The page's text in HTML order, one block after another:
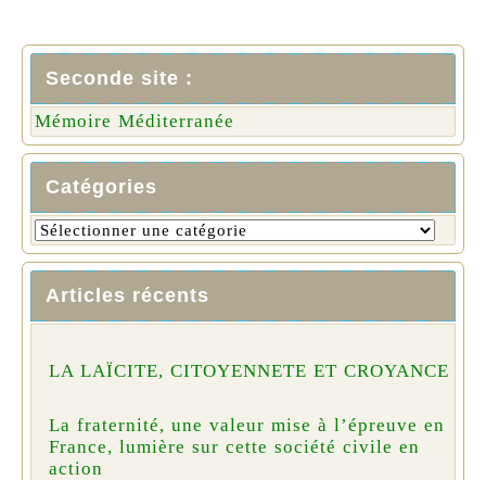
Seconde site :
Mémoire Méditerranée
Catégories
Articles récents
LA LAÏCITE, CITOYENNETE ET CROYANCE
La fraternité, une valeur mise à l’épreuve en
France, lumière sur cette société civile en
action